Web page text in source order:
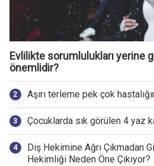
Evlilikte sorumlulukları yerine
önemlidir?
Aşırı terleme pek çok
Çocuklarda sık görülen 4 yaz
Diş Hekimine Ağrı Çıkmadan
Hekimliği Neden Öne Çıkıyor?